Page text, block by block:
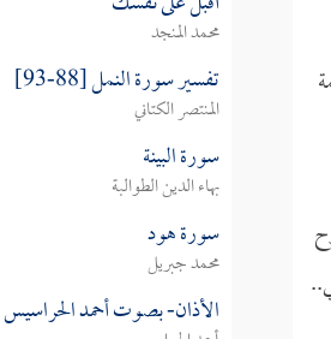
محمد المنجد
تفسير سورة النمل [88-93]
المنتصر الكتاني
سورة البينة
بهاء الدين الطوالبة
سورة هود
محمد جبريل
الأذان- بصوت أحمد الحراسيس